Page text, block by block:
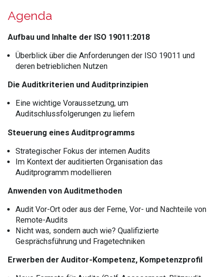
Agenda
Aufbau und Inhalte der ISO 19011:2018
Überblick über die Anforderungen der ISO 19011 und
deren betrieblichen Nutzen
Die Auditkriterien und Auditprinzipien
Eine wichtige Voraussetzung, um
Auditschlussfolgerungen zu liefern
Steuerung eines Auditprogramms
Strategischer Fokus der internen Audits
Im Kontext der auditierten Organisation das
Auditprogramm modellieren
Anwenden von Auditmethoden
Audit Vor-Ort oder aus der Ferne, Vor- und Nachteile von
Remote-Audits
Nicht was, sondern auch wie? Qualifizierte
Gesprächsführung und Fragetechniken
Erwerben der Auditor-Kompetenz, Kompetenzprofil